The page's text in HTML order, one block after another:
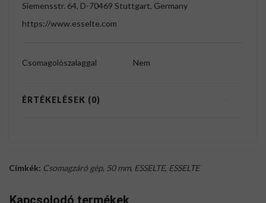
Siemensstr. 64, D-70469 Stuttgart, Germany
https://www.esselte.com
Csomagolószalaggal Nem
ÉRTÉKELÉSEK (0)
Címkék: Csomagzáró gép, 50 mm, ESSELTE, ESSELTE